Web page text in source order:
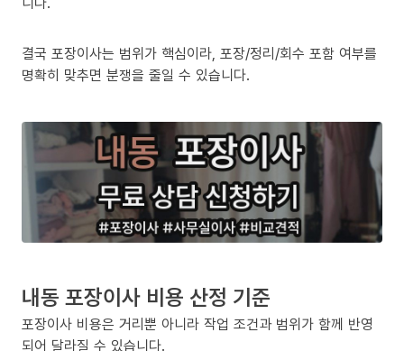
결국 포장이사는 범위가 핵심이라, 포장/정리/회수 포함 여부를
명확히 맞추면 분쟁을 줄일 수 있습니다.
내동 포장이사 비용 산정 기준
포장이사 비용은 거리뿐 아니라 작업 조건과 범위가 함께 반영
되어 달라질 수 있습니다.